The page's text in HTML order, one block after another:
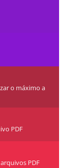
o máximo a
PDF
PDF